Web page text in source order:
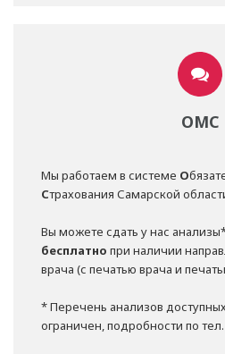
ОМС
Мы работаем в системе О
Страхования Самарской
Вы можете сдать у нас
бесплатно при наличии
врача (с печатью врача и
* Перечень анализов
ограничен, подробности по тел.